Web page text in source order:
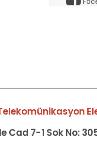
7-1 Sok No: